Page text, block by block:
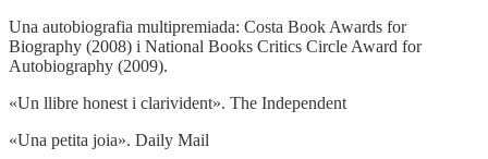
Una autobiografia multipremiada: Costa Book Awards for
Biography (2008) i National Books Critics Circle Award for
Autobiography (2009).
«Un llibre honest i clarivident». The Independent
«Una petita joia». Daily Mail